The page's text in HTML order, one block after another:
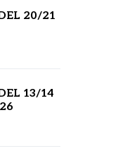
20/21
13/14